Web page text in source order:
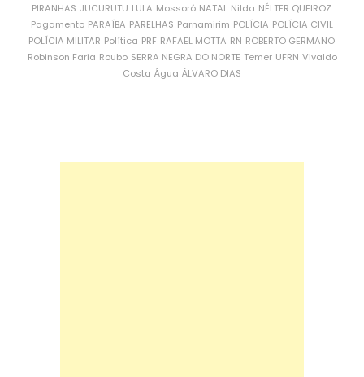
PIRANHAS JUCURUTU LULA Mossoró NATAL Nilda NÉLTER QUEIROZ
Pagamento PARAÍBA PARELHAS Parnamirim POLÍCIA POLÍCIA CIVIL
POLÍCIA MILITAR Política PRF RAFAEL MOTTA RN ROBERTO GERMANO
Robinson Faria Roubo SERRA NEGRA DO NORTE Temer UFRN Vivaldo
Costa Água ÁLVARO DIAS